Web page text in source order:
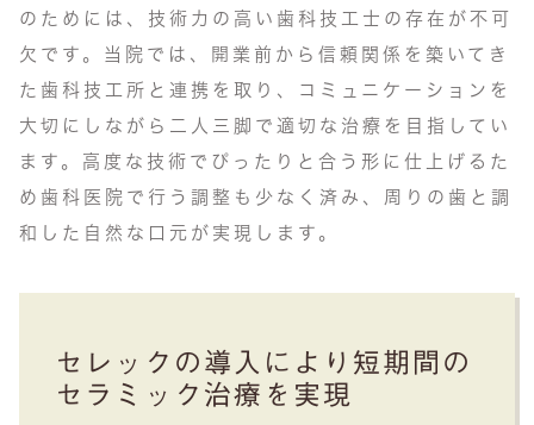
のためには、技術力の高い歯科技工士の存在が不可
欠です。当院では、開業前から信頼関係を築いてき
た歯科技工所と連携を取り、コミュニケーションを
大切にしながら二人三脚で適切な治療を目指してい
ます。高度な技術でぴったりと合う形に仕上げるた
め歯科医院で行う調整も少なく済み、周りの歯と調
和した自然な口元が実現します。
セレックの導入により短期間の
セラミック治療を実現